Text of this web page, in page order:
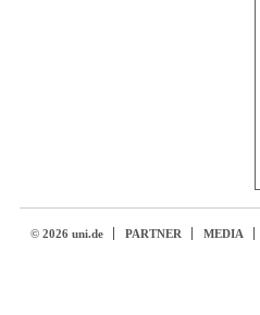
© 2026 uni.de PARTNER MEDIA